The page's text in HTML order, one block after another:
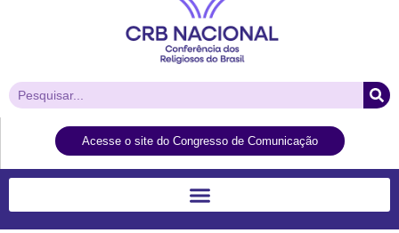
Acesse o site do Congresso de Comunicação